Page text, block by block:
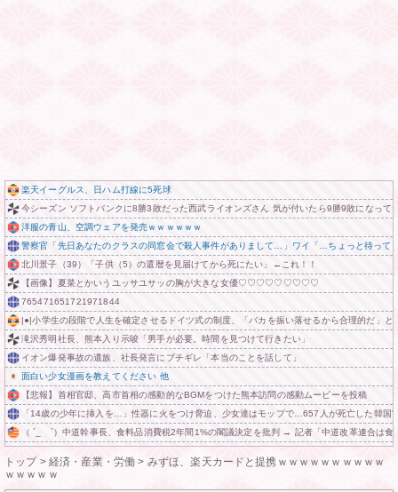
楽天イーグルス、日ハム打線に5死球
今シーズン ソフトバンクに8勝3敗だった西武ライオンズさん 気が付いたら9勝9敗になって
洋服の青山、空調ウェアを発売ｗｗｗｗｗｗ
警察官「先日あなたのクラスの同窓会で殺人事件がありまして…」ワイ「…ちょっと待っ
北川景子（39）「子供（5）の還暦を見届けてから死にたい」←これ！！
【画像】夏菜とかいうユッサユサッの胸が大きな女優♡♡♡♡♡♡♡♡♡
765471651721971844
|●|小学生の段階で人生を確定させるドイツ式の制度、「バカを振い落せるから合理的だ」
滝沢秀明社長、熊本入り示唆「男手が必要。時間を見つけて行きたい」
イオン爆発事故の遺族、社長発言にブチギレ「本当のことを話して」
面白い少女漫画を教えてください 他
【悲報】首相官邸、高市首相の感動的なBGMをつけた熊本訪問の感動ムービーを投稿
「14歳の少年に挿入を…」性器に火をつけ脅迫、少女達はモップで…657人が死亡した韓国“
（ ´_ゝ`）中道幹事長、食料品消費税2年間1%の閣議決定を批判 → 記者「中道改革連合は
トップ> 経済・産業・労働 > みずほ、楽天カードと提携ｗｗｗｗｗｗｗｗｗｗ
ｗｗｗｗｗ